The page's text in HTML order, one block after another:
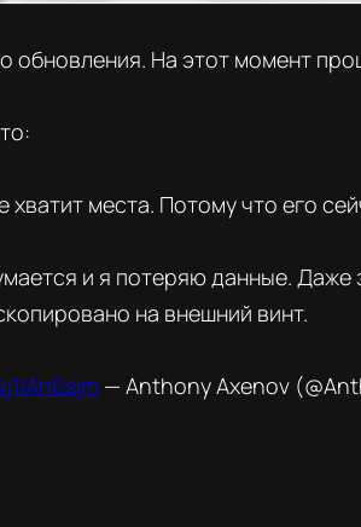
На этот момент
места. Потому что его
и я потеряю данные. Даже
на внешний винт.
— Anthony Axenov